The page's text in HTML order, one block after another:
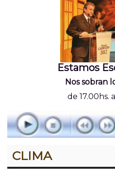
Estamos
Nos sobran
de 17.00hs.
CLIMA